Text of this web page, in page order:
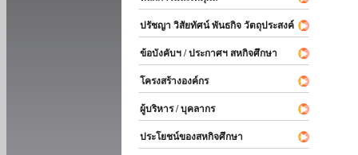
ปรัชญา วิสัยทัศน์ พันธกิจ วัตถุประสงค์
ข้อบังคับฯ / ประกาศฯ สหกิจศึกษา
โครงสร้างองค์กร
ผู้บริหาร / บุคลากร
ประโยชน์ของสหกิจศึกษา